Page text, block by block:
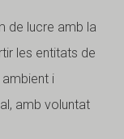
de lucre amb la
les entitats de
i
amb voluntat